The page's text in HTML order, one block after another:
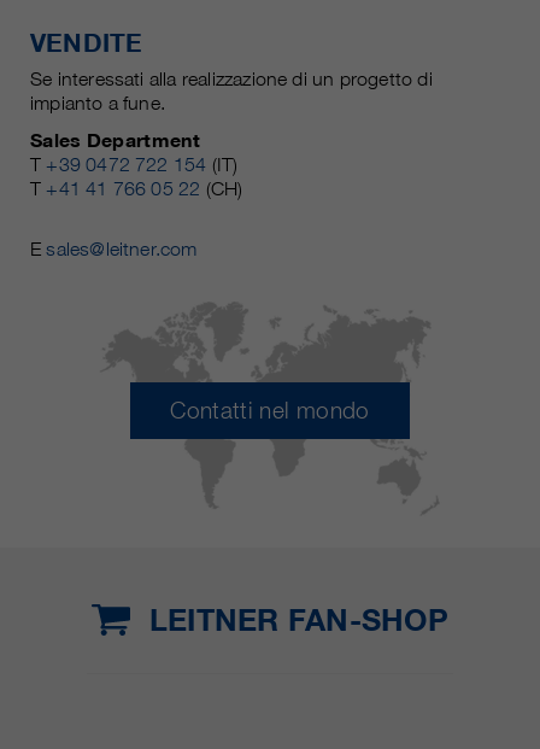
VENDITE
Se interessati alla realizzazione di un progetto di
impianto a fune.
Sales Department
T +39 0472 722 154 (IT)
T +41 41 766 05 22 (CH)
Esales@leitner.com
Contatti nel mondo
LEITNER FAN-SHOP